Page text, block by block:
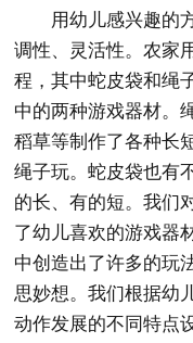
用幼儿感兴趣的
调性、灵活性。农家
程，其中蛇皮袋和绳
中的两种游戏器材。
稻草等制作了各种长
绳子玩。蛇皮袋也有
的长、有的短。我们
了幼儿喜欢的游戏器
中创造出了许多的玩
思妙想。我们根据幼
动作发展的不同特点